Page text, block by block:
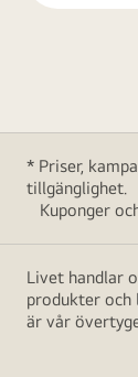
* Priser,
tillgänglighet.
Kuponger
Livet handlar
produkter och
är vår